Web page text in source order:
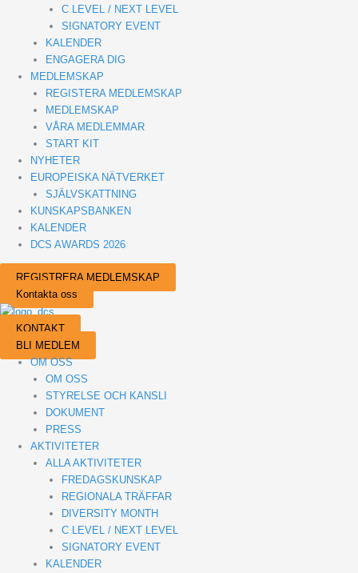
C LEVEL / NEXT LEVEL
SIGNATORY EVENT
KALENDER
ENGAGERA DIG
MEDLEMSKAP
REGISTERA MEDLEMSKAP
MEDLEMSKAP
VÅRA MEDLEMMAR
START KIT
NYHETER
EUROPEISKA NÄTVERKET
SJÄLVSKATTNING
KUNSKAPSBANKEN
KALENDER
DCS AWARDS 2026
REGISTRERA MEDLEMSKAP
Kontakta oss
KONTAKT
BLI MEDLEM
OM OSS
OM OSS
STYRELSE OCH KANSLI
DOKUMENT
PRESS
AKTIVITETER
ALLA AKTIVITETER
FREDAGSKUNSKAP
REGIONALA TRÄFFAR
DIVERSITY MONTH
C LEVEL / NEXT LEVEL
SIGNATORY EVENT
KALENDER